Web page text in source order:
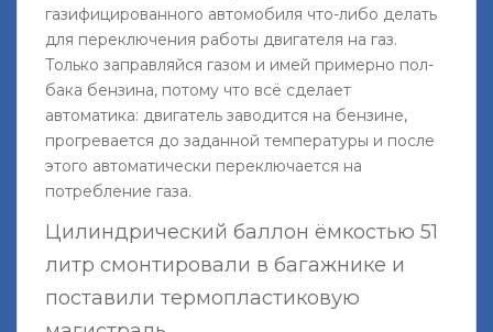
газифицированного автомобиля что-либо делать
для переключения работы двигателя на газ.
Только заправляйся газом и имей примерно пол-
бака бензина, потому что всё сделает
автоматика: двигатель заводится на бензине,
прогревается до заданной температуры и после
этого автоматически переключается на
потребление газа.
Цилиндрический баллон ёмкостью 51
литр смонтировали в багажнике и
поставили термопластиковую